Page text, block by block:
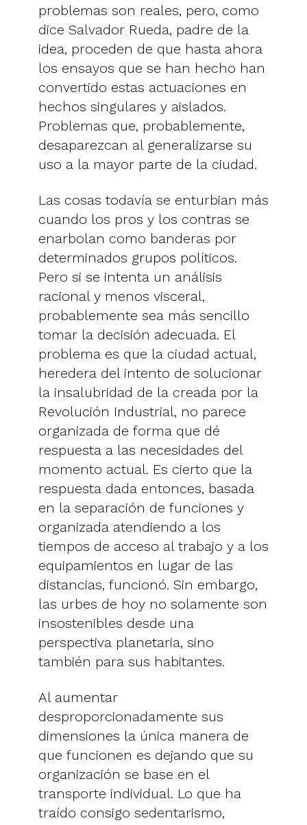
problemas son reales, pero, como
dice Salvador Rueda, padre de la
idea, proceden de que hasta ahora
los ensayos que se han hecho han
convertido estas actuaciones en
hechos singulares y aislados.
Problemas que, probablemente,
desaparezcan al generalizarse su
uso a la mayor parte de la ciudad.
Las cosas todavía se enturbian más
cuando los pros y los contras se
enarbolan como banderas por
determinados grupos políticos.
Pero si se intenta un análisis
racional y menos visceral,
probablemente sea más sencillo
tomar la decisión adecuada. El
problema es que la ciudad actual,
heredera del intento de solucionar
la insalubridad de la creada por la
Revolución Industrial, no parece
organizada de forma que dé
respuesta a las necesidades del
momento actual. Es cierto que la
respuesta dada entonces, basada
en la separación de funciones y
organizada atendiendo a los
tiempos de acceso al trabajo y a los
equipamientos en lugar de las
distancias, funcionó. Sin embargo,
las urbes de hoy no solamente son
insostenibles desde una
perspectiva planetaria, sino
también para sus habitantes.
Al aumentar
desproporcionadamente sus
dimensiones la única manera de
que funcionen es dejando que su
organización se base en el
transporte individual. Lo que ha
traído consigo sedentarismo,